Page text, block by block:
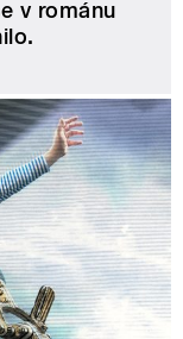
v románu